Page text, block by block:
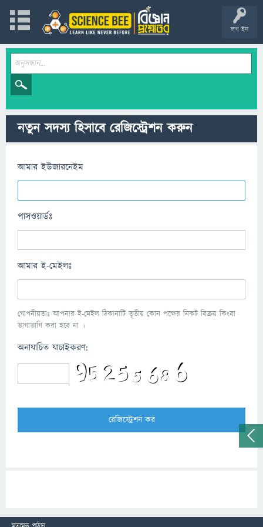
লগ ইন
নতুন সদস্য হিসাবে রেজিস্ট্রেশন করুন
আমার ইউজারনেইম
পাসওয়ার্ডঃ
আমার ই-মেইলঃ
গোপনীয়তাঃ আপনার ই-মেইল ঠিকানাটি তৃতীয় কোন পক্ষের নিকট বিক্রয় কিংবা
ভাগাভাগি করা হবে না ।
অনাযাচিত যাচাইকরণ: